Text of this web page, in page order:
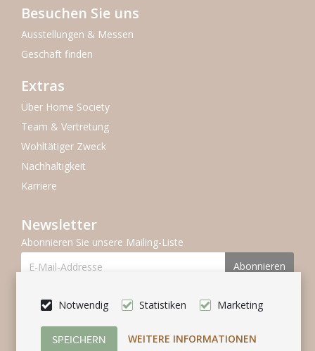
Notwendig Statistiken Marketing
WEITERE INFORMATIONEN
Besuchen Sie uns
Ausstellungen & Messen
Geschäft finden
Extras
Über Home Society
Team & Vertretung
Wohltätiger Zweck
Nachhaltigkeit
Karriere
Newsletter
Abonnieren Sie unsere Mailing-Liste
Abonnieren
Folgen Se uns